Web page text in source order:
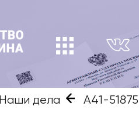
Наши дела А41-